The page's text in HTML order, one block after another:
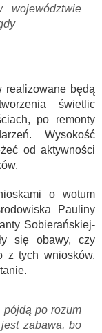
województwie
realizowane będą
świetlic
po remonty
Wysokość
od aktywności
o wotum
Pauliny
Sobierańskiej-
się obawy, czy
z tych wniosków.
po rozum
zabawa, bo